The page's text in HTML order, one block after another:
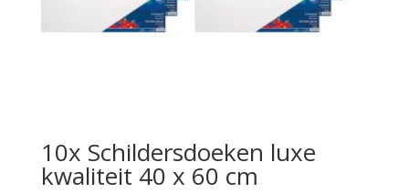
10x Schildersdoeken luxe
kwaliteit 40 x 60 cm